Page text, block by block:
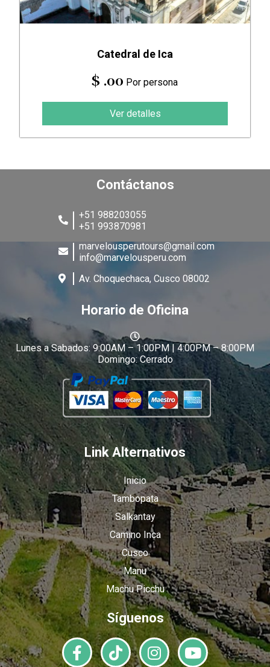
Catedral de Ica
$ .00 Por persona
Ver detalles
Contáctanos
+51 988203055
+51 993870981
marvelousperutours@gmail.com
info@marvelousperu.com
Av. Choquechaca, Cusco 08002
Horario de Oficina
Lunes a Sabados: 9:00AM – 1:00PM | 4:00PM – 8:00PM
Domingo: Cerrado
Link Alternativos
Inicio
Tambopata
Salkantay
Camino Inca
Cusco
Manu
Machu Picchu
Síguenos